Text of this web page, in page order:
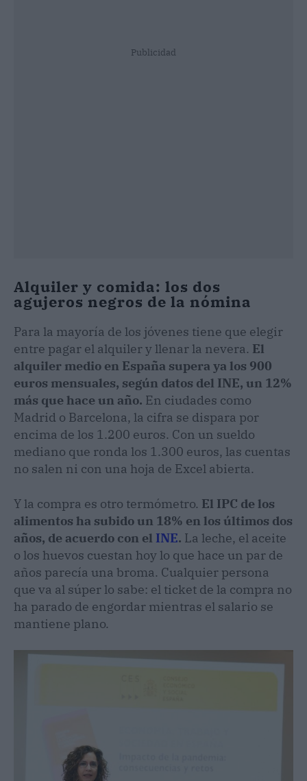
Publicidad
Alquiler y comida: los dos
agujeros negros de la nómina
Para la mayoría de los jóvenes tiene que elegir
entre pagar el alquiler y llenar la nevera. El
alquiler medio en España supera ya los 900
euros mensuales, según datos del INE, un 12%
más que hace un año. En ciudades como
Madrid o Barcelona, la cifra se dispara por
encima de los 1.200 euros. Con un sueldo
mediano que ronda los 1.300 euros, las cuentas
no salen ni con una hoja de Excel abierta.
Y la compra es otro termómetro. El IPC de los
alimentos ha subido un 18% en los últimos dos
años, de acuerdo con el INE. La leche, el aceite
o los huevos cuestan hoy lo que hace un par de
años parecía una broma. Cualquier persona
que va al súper lo sabe: el ticket de la compra no
ha parado de engordar mientras el salario se
mantiene plano.